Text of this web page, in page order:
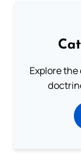
Explore